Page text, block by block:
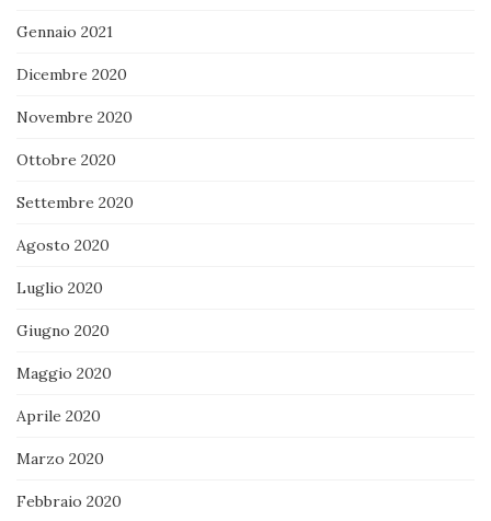
Gennaio 2021
Dicembre 2020
Novembre 2020
Ottobre 2020
Settembre 2020
Agosto 2020
Luglio 2020
Giugno 2020
Maggio 2020
Aprile 2020
Marzo 2020
Febbraio 2020